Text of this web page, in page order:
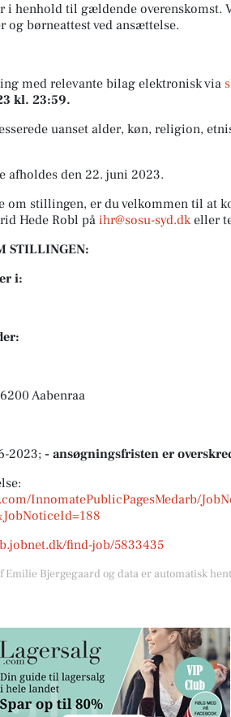
i henhold til gældende overenskomst.
og børneattest ved ansættelse.
med relevante bilag elektronisk via
kl. 23:59.
uanset alder, køn, religion,
afholdes den 22. juni 2023.
om stillingen, er du velkommen til at
Hede Robl på ihr@sosu-syd.dkeller
STILLINGEN:
i:
Aabenraa
2023; - ansøgningsfristen er
InnomatePublicPagesMedarb/
find-job/5833435
Emilie Bjergegaard og data er automatisk